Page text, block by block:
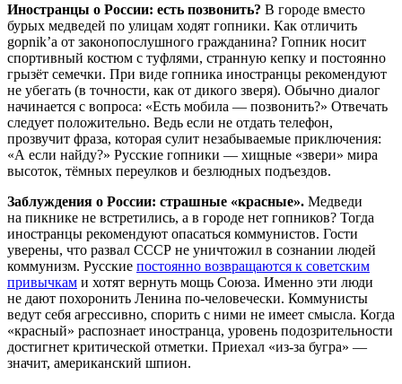
Иностранцы о России: есть позвонить? В городе вместо
бурых медведей по улицам ходят гопники. Как отличить
gopnik’a от законопослушного гражданина? Гопник носит
спортивный костюм с туфлями, странную кепку и постоянно
грызёт семечки. При виде гопника иностранцы рекомендуют
не убегать (в точности, как от дикого зверя). Обычно диалог
начинается с вопроса: «Есть мобила — позвонить?» Отвечать
следует положительно. Ведь если не отдать телефон,
прозвучит фраза, которая сулит незабываемые приключения:
«А если найду?» Русские гопники — хищные «звери» мира
высоток, тёмных переулков и безлюдных подъездов.
Заблуждения о России: страшные «красные». Медведи
на пикнике не встретились, а в городе нет гопников? Тогда
иностранцы рекомендуют опасаться коммунистов. Гости
уверены, что развал СССР не уничтожил в сознании людей
коммунизм. Русские постоянно возвращаются к советским
привычкам и хотят вернуть мощь Союза. Именно эти люди
не дают похоронить Ленина по-человечески. Коммунисты
ведут себя агрессивно, спорить с ними не имеет смысла. Когда
«красный» распознает иностранца, уровень подозрительности
достигнет критической отметки. Приехал «из-за бугра» —
значит, американский шпион.